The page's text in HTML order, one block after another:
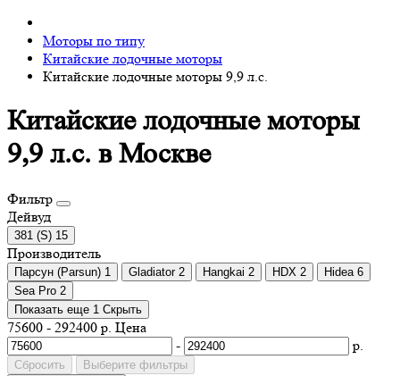
Моторы по типу
Китайские лодочные моторы
Китайские лодочные моторы 9,9 л.с.
Китайские лодочные моторы
9,9 л.с. в Москве
Фильтр
Дейвуд
381 (S) 15
Производитель
Парсун (Parsun) 1 Gladiator 2 Hangkai 2 HDX 2 Hidea 6
Sea Pro 2
Показать еще 1 Скрыть
75600 - 292400 р. Цена
-
р.
Сбросить
Выберите фильтры